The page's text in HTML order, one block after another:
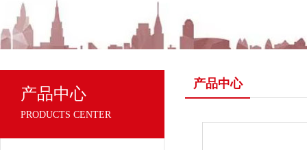
产品中心
PRODUCTS CENTER
产品中心